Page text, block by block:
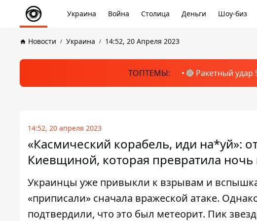
Украина Война Столица Деньги Шоу-биз
Новости Украина 14:52, 20 Апреля 2023
ТОПТЕМЫ: 🔴 Ракетный удар
14:52, 20 апреля 2023
«Касмический корабель, иди на*уй»:
Киевщиной, которая превратила ночь
Украинцы уже привыкли к взрывам и
«приписали» сначала вражеской атаке.
подтвердили, что это был метеорит. Пик